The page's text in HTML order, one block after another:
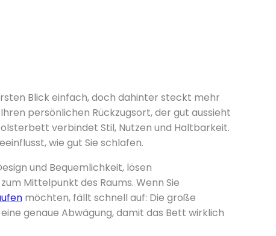
Blick einfach, doch dahinter steckt mehr
persönlichen Rückzugsort, der gut aussieht
verbindet Stil, Nutzen und Haltbarkeit.
wie gut Sie schlafen.
und Bequemlichkeit, lösen
Mittelpunkt des Raums. Wenn Sie
möchten, fällt schnell auf: Die große
genaue Abwägung, damit das Bett wirklich